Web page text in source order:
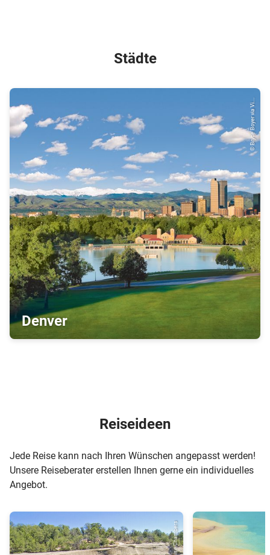
Städte
Denver
© Bryce Boyer via Vi...
Reiseideen
Jede Reise kann nach Ihren Wünschen angepasst werden!
Unsere Reiseberater erstellen Ihnen gerne ein individuelles
Angebot.
© Denise Chambers